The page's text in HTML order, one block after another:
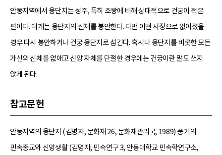
안동지역에서 용단지는 성주, 특히 조왕에 비해 상대적으로 건궁이 적은
편이다. 대개는 용단지의 신체를 봉안한다. 다만 어떤 사정으로 없어졌을
경우 다시 봉안하거나 건궁 용단지로 섬긴다. 혹시나 용단지를 비롯한 모든
가신의 신체를 없애고 신앙 자체를 단절한 경우에는 건궁이란 말도 쓰지
않게 된다.
참고문헌
안동지역의 용단지 (김명자, 문화재 26, 문화재관리국, 1989) 풍기의
민속종교와 신앙생활 (김명자, 민속연구 3, 안동대학교 민속학연구소,